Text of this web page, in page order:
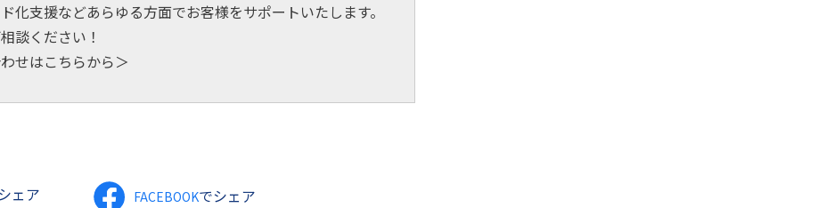
化支援などあらゆる方面でお客様をサポートいたします。
談ください！
せはこちらから＞
ェア FACEBOOKでシェア